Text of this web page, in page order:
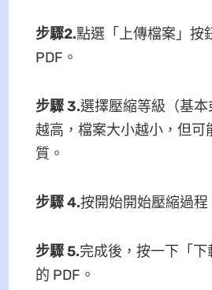
步驟2.點選「上傳檔案」按
PDF。
步驟 3.選擇壓縮等級（基
越高，檔案大小越小，但可
質。
步驟 4.按開始開始壓縮過程
步驟 5.完成後，按一下「
的 PDF。